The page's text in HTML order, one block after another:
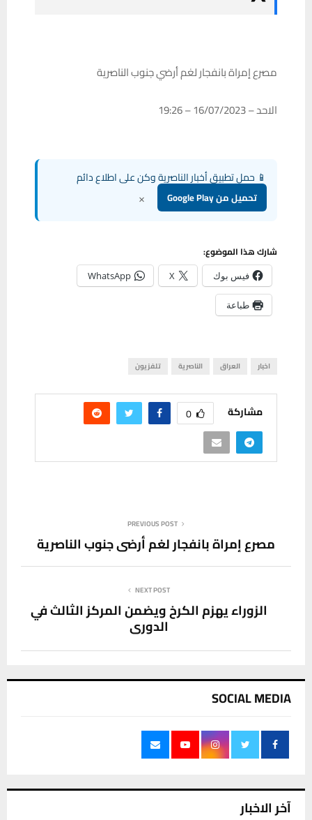
مصرع إمراة بانفجار لغم أرضي جنوب الناصرية
الاحد – 16/07/2023 – 19:26
📱 حمل تطبيق أخبار الناصرية وكن على اطلاع دائم
تحميل من Google Play ×
شارك هذا الموضوع:
فيس بوك X
WhatsApp
طباعة
اخبار العراق الناصرية تلفزيون
مشاركة 0
PREVIOUS POST
مصرع إمراة بانفجار لغم أرضي جنوب الناصرية
NEXT POST
الزوراء يهزم الكرخ ويضمن المركز الثالث في
الدوري
SOCIAL MEDIA
آخر الاخبار